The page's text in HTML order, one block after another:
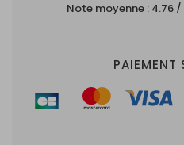
Note moyenne : 4.76 /
PAIEMENT